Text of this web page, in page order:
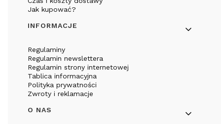
Jak kupować?
INFORMACJE
Regulaminy
Regulamin newslettera
Regulamin strony internetowej
Tablica informacyjna
Polityka prywatności
Zwroty i reklamacje
O NAS